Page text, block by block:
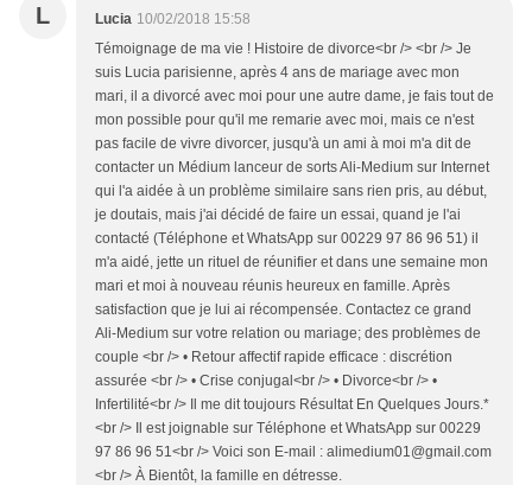
L Lucia 10/02/2018 15:58
Témoignage de ma vie ! Histoire de divorce<br /> <br /> Je
suis Lucia parisienne, après 4 ans de mariage avec mon
mari, il a divorcé avec moi pour une autre dame, je fais tout de
mon possible pour qu'il me remarie avec moi, mais ce n'est
pas facile de vivre divorcer, jusqu'à un ami à moi m'a dit de
contacter un Médium lanceur de sorts Ali-Medium sur Internet
qui l'a aidée à un problème similaire sans rien pris, au début,
je doutais, mais j'ai décidé de faire un essai, quand je l'ai
contacté (Téléphone et WhatsApp sur 00229 97 86 96 51) il
m'a aidé, jette un rituel de réunifier et dans une semaine mon
mari et moi à nouveau réunis heureux en famille. Après
satisfaction que je lui ai récompensée. Contactez ce grand
Ali-Medium sur votre relation ou mariage; des problèmes de
couple <br /> • Retour affectif rapide efficace : discrétion
assurée <br /> • Crise conjugal<br /> • Divorce<br /> •
Infertilité<br /> Il me dit toujours Résultat En Quelques Jours.*
<br /> Il est joignable sur Téléphone et WhatsApp sur 00229
97 86 96 51<br /> Voici son E-mail : alimedium01@gmail.com
<br /> À Bientôt, la famille en détresse.